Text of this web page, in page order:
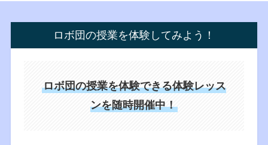
ロボ団の授業を体験してみよう！
ロボ団の授業を体験できる体験レッス
ンを随時開催中！